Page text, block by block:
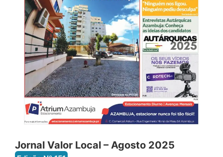
Jornal Valor Local – Agosto 2025